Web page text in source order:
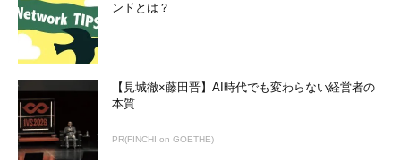
ンドとは？
【見城徹×藤田晋】AI時代でも変わらない経営者の
本質
PR(FINCHI on GOETHE)